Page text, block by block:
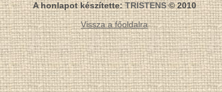
A honlapot készítette:TRISTENS© 2010
Vissza a főoldalra